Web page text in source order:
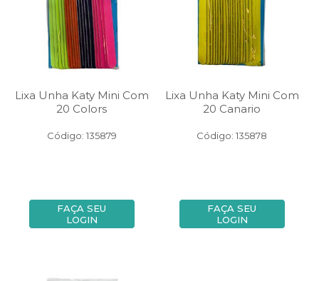
Lixa Unha Katy Mini Com
20 Colors
Código: 135879
FAÇA SEU
LOGIN
Lixa Unha Katy Mini Com
20 Canario
Código: 135878
FAÇA SEU
LOGIN